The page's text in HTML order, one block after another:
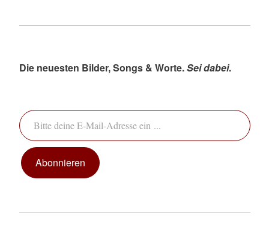
Die neuesten Bilder, Songs & Worte.Sei dabei.
Bitte deine E-Mail-Adresse ein ...
Abonnieren